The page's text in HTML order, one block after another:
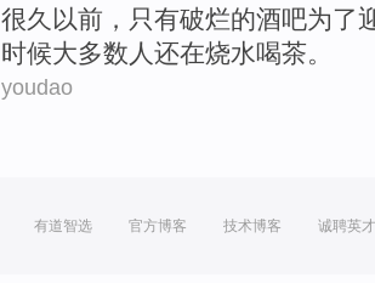
很久 以前， 只有破烂的酒吧为了
时候大多数 人 还在烧水喝茶。
youdao
有道智选 官方博客 技术博客 诚聘英才